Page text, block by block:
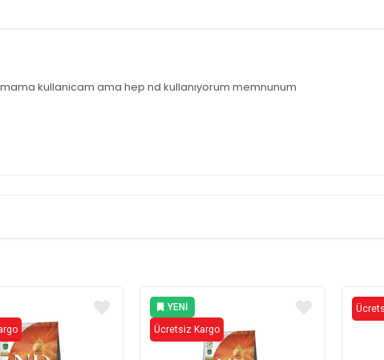
kullanicam ama hep nd kullanıyorum memnunum
YENI
ÜRÜN
Ücretsiz Kargo